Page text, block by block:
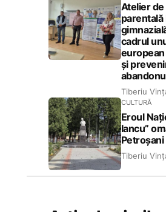
Atelier
parentală
cadrul
și
Tiberiu
CULTURĂ
Eroul
Iancu”
Petroșani
Tiberiu